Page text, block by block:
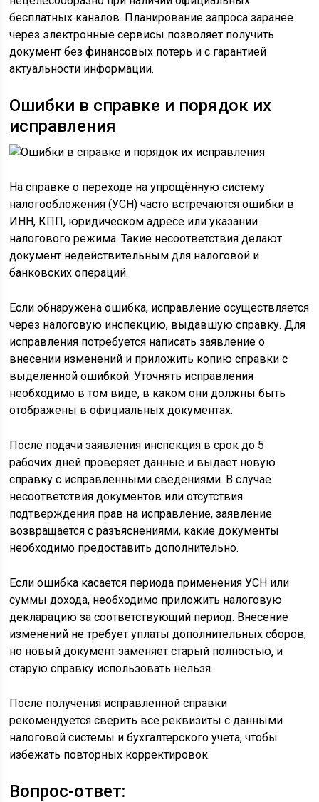
бесплатных каналов. Планирование запроса заранее
через электронные сервисы позволяет получить
документ без финансовых потерь и с гарантией
актуальности информации.
Ошибки в справке и порядок их
исправления
На справке о переходе на упрощённую систему
налогообложения (УСН) часто встречаются ошибки в
ИНН, КПП, юридическом адресе или указании
налогового режима. Такие несоответствия делают
документ недействительным для налоговой и
банковских операций.
Если обнаружена ошибка, исправление осуществляется
через налоговую инспекцию, выдавшую справку. Для
исправления потребуется написать заявление о
внесении изменений и приложить копию справки с
выделенной ошибкой. Уточнять исправления
необходимо в том виде, в каком они должны быть
отображены в официальных документах.
После подачи заявления инспекция в срок до 5
рабочих дней проверяет данные и выдает новую
справку с исправленными сведениями. В случае
несоответствия документов или отсутствия
подтверждения прав на исправление, заявление
возвращается с разъяснениями, какие документы
необходимо предоставить дополнительно.
Если ошибка касается периода применения УСН или
суммы дохода, необходимо приложить налоговую
декларацию за соответствующий период. Внесение
изменений не требует уплаты дополнительных сборов,
но новый документ заменяет старый полностью, и
старую справку использовать нельзя.
После получения исправленной справки
рекомендуется сверить все реквизиты с данными
налоговой системы и бухгалтерского учета, чтобы
избежать повторных корректировок.
Вопрос-ответ: